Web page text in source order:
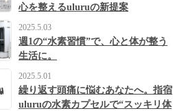
心を整えるuluruの新提案
2025.5.03
週1の“水素習慣”で、心と体が整う
生活に。
2025.5.01
繰り返す頭痛に悩むあなたへ。指宿
uluruの水素カプセルで“スッキリ体